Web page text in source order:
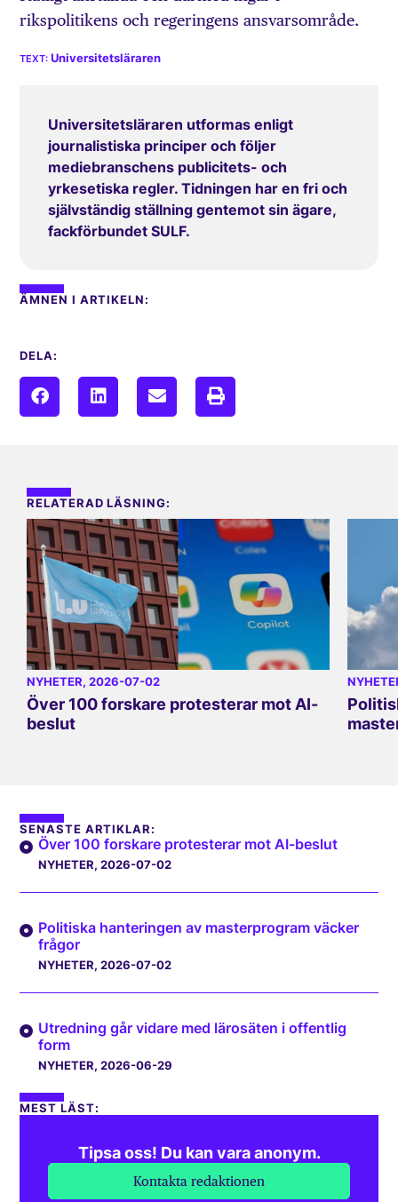
rikspolitikens och regeringens ansvarsområde.
Universitetsläraren
Universitetsläraren utformas enligt
journalistiska principer och följer
mediebranschens publicitets- och
yrkesetiska regler. Tidningen har en fri och
självständig ställning gentemot sin ägare,
fackförbundet SULF.
ÄMNEN I ARTIKELN:
DELA:
RELATERAD LÄSNING:
NYHETER, 2026-07-02
Över 100 forskare protesterar mot AI-
beslut
SENASTE ARTIKLAR:
Över 100 forskare protesterar mot AI-beslut
NYHETER, 2026-07-02
Politiska hanteringen av masterprogram väcker
frågor
NYHETER, 2026-07-02
Utredning går vidare med lärosäten i offentlig
form
NYHETER, 2026-06-29
MEST LÄST:
Tipsa oss! Du kan vara anonym.
Kontakta redaktionen